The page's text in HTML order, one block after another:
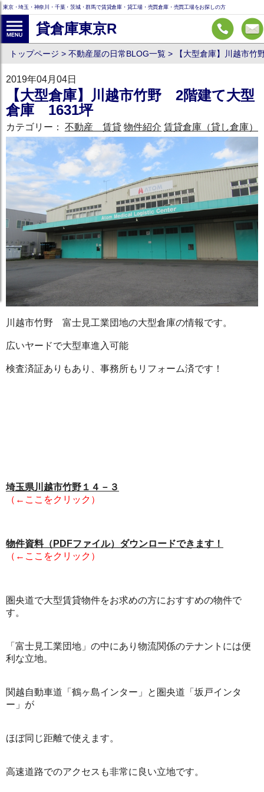
東京・埼玉・神奈川・千葉・茨城・群馬で賃貸倉庫・貸工場・売買倉庫・売買工場をお探しの方
貸倉庫東京R
トップページ 不動産屋の日常BLOG一覧 【大型倉庫】川越市
2019年04月04日
【大型倉庫】川越市竹野 2階建て大型
倉庫 1631坪
カテゴリー： 不動産 賃貸 物件紹介 賃貸倉庫（貸し倉庫）
川越市竹野 富士見工業団地の大型倉庫の情報です。
広いヤードで大型車進入可能
検査済証ありもあり、事務所もリフォーム済です！
埼玉県川越市竹野１４－３
（←ここをクリック）
物件資料（PDFファイル）ダウンロードできます！
（←ここをクリック）
圏央道で大型賃貸物件をお求めの方におすすめの物件で
す。
「富士見工業団地」の中にあり物流関係のテナントには便
利な立地。
関越自動車道「鶴ヶ島インター」と圏央道「坂戸インタ
ー」が
ほぼ同じ距離で使えます。
高速道路でのアクセスも非常に良い立地です。